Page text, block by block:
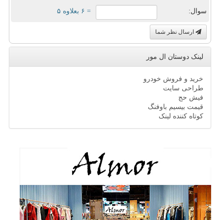
سوال: = ۶ بعلاوه ۵
ارسال نظر شما
لینک دوستان ال مور
خرید و فروش خودرو
طراحی سایت
فیش حج
قیمت بیسیم باوفنگ
کوتاه کننده لینک